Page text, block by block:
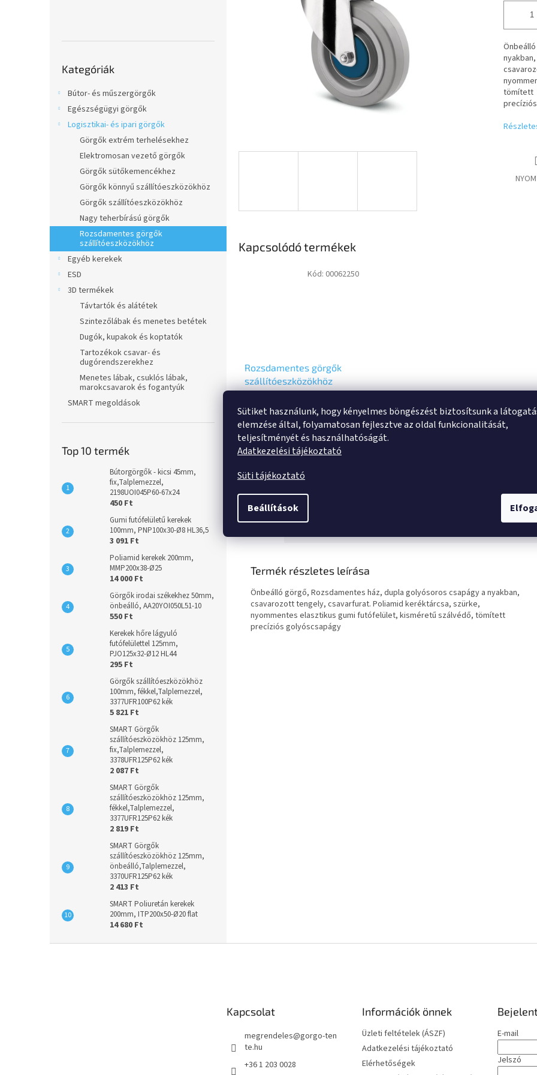
Sütiket használunk, hogy kényelmes böngészést biztosítsunk a
elemzése által, folyamatosan fejlesztve az oldal funkcionalitását,
teljesítményét és használhatóságát.
Adatkezelési tájékoztató
Süti tájékoztató
Beállítások
átugrása
Kategóriák
Bútor- és műszergörgők
Egészségügyi görgők
Logisztikai- és ipari görgők
Görgők extrém terhelésekhez
Elektromosan vezető görgők
Görgők sütőkemencékhez
Görgők könnyű szállítóeszközökhöz
Görgők szállítóeszközökhöz
Nagy teherbírású görgők
Rozsdamentes görgők
szállítóeszközökhöz
Egyéb kerekek
ESD
3D termékek
Távtartók és alátétek
Szintezőlábak és menetes betétek
Dugók, kupakok és koptatók
Tartozékok csavar- és
dugórendszerekhez
Menetes lábak, csuklós lábak,
marokcsavarok és fogantyúk
SMART megoldások
Top 10 termék
Bútorgörgők - kicsi 45mm,
fix,Talplemezzel,
2198UOI045P60-67x24
450 Ft
Gumi futófelületű kerekek
100mm, PNP100x30-Ø8 HL36,5
3 091 Ft
Poliamid kerekek 200mm,
MMP200x38-Ø25
14 000 Ft
Görgők irodai székekhez 50mm,
önbeálló, AA20YOI050L51-10
550 Ft
Kerekek hőre lágyuló
futófelülettel 125mm,
PJO125x32-Ø12 HL44
295 Ft
Görgők szállítóeszközökhöz
100mm, fékkel,Talplemezzel,
3377UFR100P62 kék
5 821 Ft
SMART Görgők
szállítóeszközökhöz 125mm,
fix,Talplemezzel,
3378UFR125P62 kék
2 087 Ft
SMART Görgők
szállítóeszközökhöz 125mm,
fékkel,Talplemezzel,
3377UFR125P62 kék
2 819 Ft
SMART Görgők
szállítóeszközökhöz 125mm,
önbeálló,Talplemezzel,
3370UFR125P62 kék
2 413 Ft
SMART Poliuretán kerekek
200mm, ITP200x50-Ø20 flat
14 680 Ft
nyakban,
tömített
Kapcsolódó termékek
Rozsdamentes görgők
szállítóeszközökhöz
125mm, fékkel,
csavarfurat,
8477UFX100P30-13
szürke
val
16 404 Ft Kosárba
Önbeálló görgő totálfékkel,
ellentétesen,Rozsdamentes
ház, dupla golyósoros csapágy
a nyakban, csavarozotttengely,
csavarfurat. Poliamid
Kód: 00062250
Termék részletes leírása
Önbeálló görgő, Rozsdamentes ház, dupla golyósoros csapágy a nyakban,
csavarozott tengely, csavarfurat. Poliamid keréktárcsa, szürke,
nyommentes elasztikus gumi futófelület, kisméretű szálvédő, tömített
precíziós golyóscsapágy
Kapcsolat
megrendeles@gorgo-ten
te.hu
+36 1 203 0028
Információk önnek
Üzleti feltételek (ÁSZF)
Adatkezelési tájékoztató
Elérhetőségek
E-mail
Jelszó